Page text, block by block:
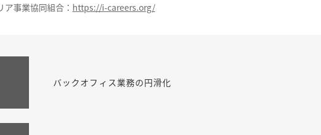
ア事業協同組合： https://i-careers.org/
バックオフィス業務の円滑化